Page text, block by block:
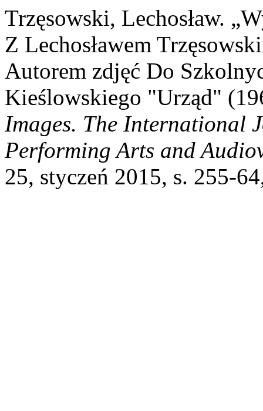
Trzęsowski, Lechosław.
Z Lechosławem
Autorem zdjęć Do
Kieślowskiego "Urząd"
Images. The International
Performing Arts and
25, styczeń 2015, s. 255-